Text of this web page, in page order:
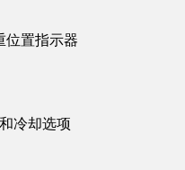
位置指示器
冷却选项